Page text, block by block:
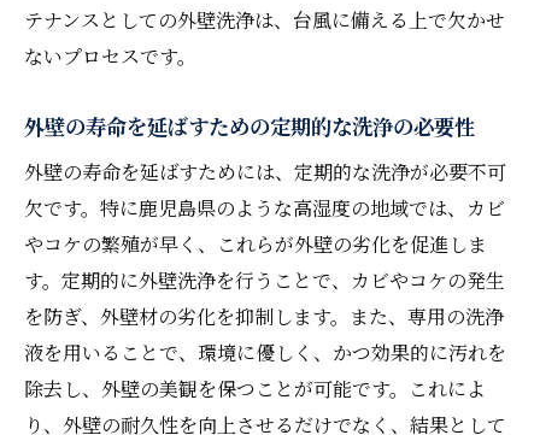
鹿児島県の外壁洗浄で美観を保つ秘訣
美観を損なわないための洗浄頻度
外壁の色を長持ちさせるコツ
洗浄前後のビフォーアフターをチェック
美観維持のための定期メンテナンス
地域の風土に合った美観管理方法
外壁洗浄で建物を長持ちさせるためのポイント
洗浄スケジュールの立て方
長期的な耐久性を考慮した洗浄方法
素材に優しい洗浄の選択肢
テナンスとしての外壁洗浄は、台風に備える上で欠かせ
ないプロセスです。
外壁の寿命を延ばすための定期的な洗浄の必要性
外壁の寿命を延ばすためには、定期的な洗浄が必要不可
欠です。特に鹿児島県のような高湿度の地域では、カビ
やコケの繁殖が早く、これらが外壁の劣化を促進しま
す。定期的に外壁洗浄を行うことで、カビやコケの発生
を防ぎ、外壁材の劣化を抑制します。また、専用の洗浄
液を用いることで、環境に優しく、かつ効果的に汚れを
除去し、外壁の美観を保つことが可能です。これによ
り、外壁の耐久性を向上させるだけでなく、結果として